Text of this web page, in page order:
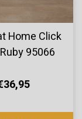
Home Click
95066